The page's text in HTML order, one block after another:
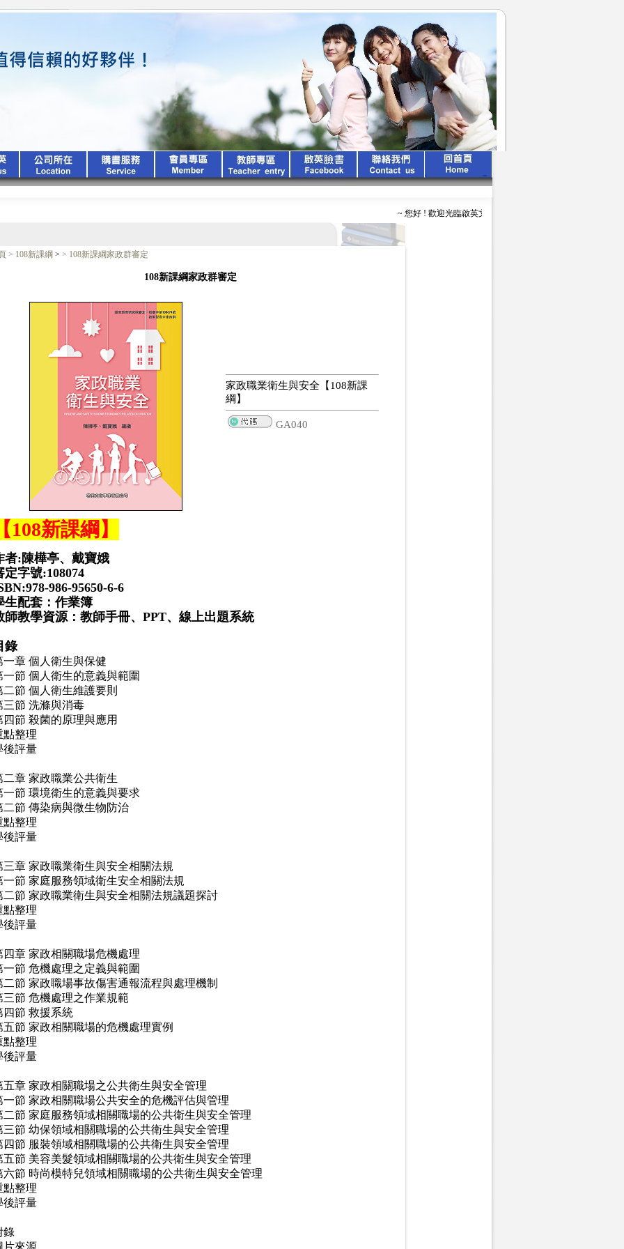
~ 您好 ! 歡迎光臨啟英文化公司 ~ ~ ~ 啟英出版 、 專業
> 108新課綱 > > 108新課綱家政群審定
108新課綱家政群審定
家政職業衛生與安全【108新課
綱】
GA040
108新課綱】
者:陳樺亭、戴寶娥
定字號:108074
986-95650-6-6
生配套：作業簿
師教學資源：教師手冊、PPT、線上出題系統
錄
一章 個人衛生與保健
一節 個人衛生的意義與範圍
二節 個人衛生維護要則
三節 洗滌與消毒
四節 殺菌的原理與應用
點整理
後評量
二章 家政職業公共衛生
一節 環境衛生的意義與要求
二節 傳染病與微生物防治
點整理
後評量
三章 家政職業衛生與安全相關法規
一節 家庭服務領域衛生安全相關法規
二節 家政職業衛生與安全相關法規議題探討
點整理
後評量
四章 家政相關職場危機處理
一節 危機處理之定義與範圍
二節 家政職場事故傷害通報流程與處理機制
三節 危機處理之作業規範
四節 救援系統
五節 家政相關職場的危機處理實例
點整理
後評量
五章 家政相關職場之公共衛生與安全管理
一節 家政相關職場公共安全的危機評估與管理
二節 家庭服務領域相關職場的公共衛生與安全管理
三節 幼保領域相關職場的公共衛生與安全管理
四節 服裝領域相關職場的公共衛生與安全管理
五節 美容美髮領域相關職場的公共衛生與安全管理
六節 時尚模特兒領域相關職場的公共衛生與安全管理
點整理
後評量
錄
片來源